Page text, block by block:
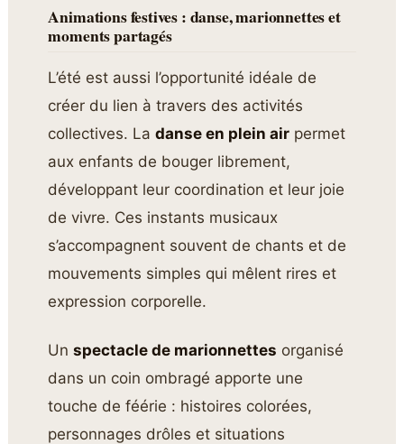
Animations festives : danse, marionnettes et
moments partagés
L’été est aussi l’opportunité idéale de
créer du lien à travers des activités
collectives. Ladanse en plein air permet
aux enfants de bouger librement,
développant leur coordination et leur joie
de vivre. Ces instants musicaux
s’accompagnent souvent de chants et de
mouvements simples qui mêlent rires et
expression corporelle.
Unspectacle de marionnettes organisé
dans un coin ombragé apporte une
touche de féérie : histoires colorées,
personnages drôles et situations